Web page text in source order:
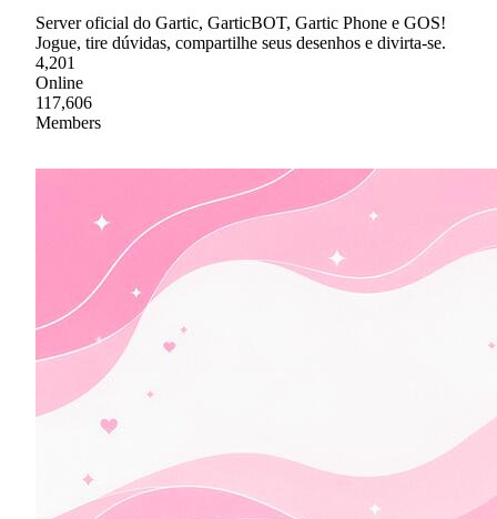
Server oficial do Gartic, GarticBOT, Gartic Phone e GOS!
Jogue, tire dúvidas, compartilhe seus desenhos e divirta-se.
4,201
Online
117,606
Members